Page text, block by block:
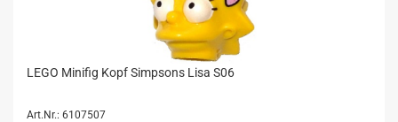
LEGO Minifig Kopf Simpsons Lisa S06
Art.Nr.: 6107507